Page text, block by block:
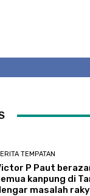
TEMPATAN
P Paut
kanpung di
masalah